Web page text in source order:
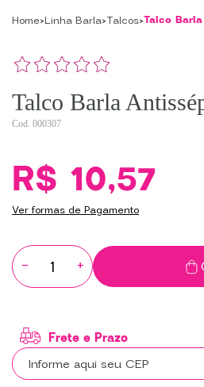
Home Linha Barla Talcos Talco
Talco Barla
000307
R$ 10,57
Ver formas de Pagamento
- +